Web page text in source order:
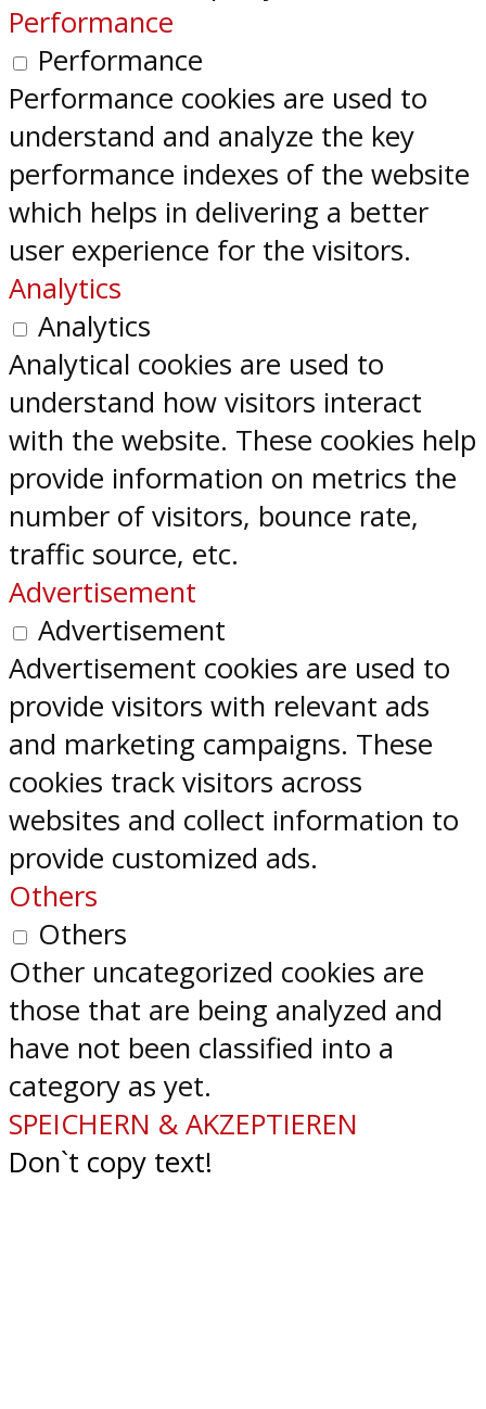
Performance
Performance
Performance cookies are used to
understand and analyze the key
performance indexes of the website
which helps in delivering a better
user experience for the visitors.
Analytics
Analytics
Analytical cookies are used to
understand how visitors interact
with the website. These cookies help
provide information on metrics the
number of visitors, bounce rate,
traffic source, etc.
Advertisement
Advertisement
Advertisement cookies are used to
provide visitors with relevant ads
and marketing campaigns. These
cookies track visitors across
websites and collect information to
provide customized ads.
Others
Others
Other uncategorized cookies are
those that are being analyzed and
have not been classified into a
category as yet.
SPEICHERN & AKZEPTIEREN
Don`t copy text!